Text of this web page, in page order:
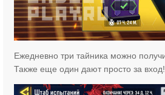
Ежедневно три тайника можно
Также еще один дают просто за вход!